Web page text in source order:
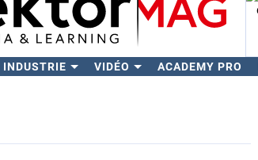
INDUSTRIE VIDÉO ACADEMY PRO